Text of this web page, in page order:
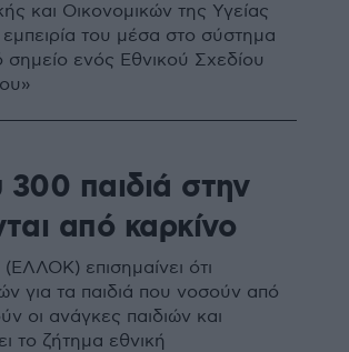
και Οικονομικών της Υγείας
του μέσα στο σύστημα
σημείο ενός Εθνικού Σχεδίου
παιδιά στην
από καρκίνο
επισημαίνει ότι
για τα παιδιά που νοσούν από
οι ανάγκες παιδιών και
το ζήτημα εθνική